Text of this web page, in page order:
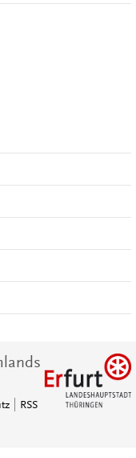
RSS